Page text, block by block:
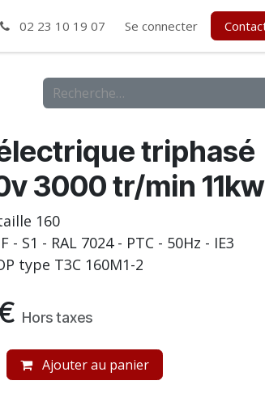
02 23 10 19 07 Se connecter
triphasé
3000 tr/min 11kw
160
- S1 - RAL 7024 - PTC - 50Hz - IE3
type T3C 160M1-2
Hors taxes
Ajouter au panier